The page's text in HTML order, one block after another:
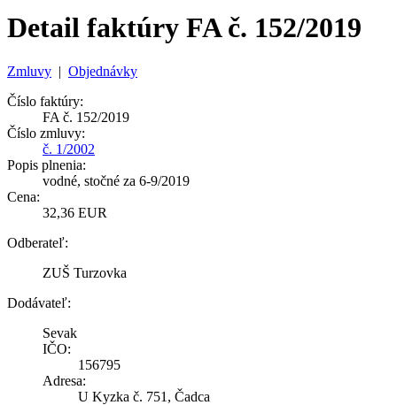
Detail faktúry FA č. 152/2019
Zmluvy | Objednávky
Číslo faktúry:
FA č. 152/2019
Číslo zmluvy:
č. 1/2002
Popis plnenia:
vodné, stočné za 6-9/2019
Cena:
32,36 EUR
Odberateľ:
ZUŠ Turzovka
Dodávateľ:
Sevak
IČO:
156795
Adresa:
U Kyzka č. 751, Čadca